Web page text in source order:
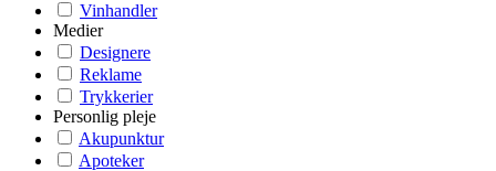
Vinhandler
Medier
Designere
Reklame
Trykkerier
Personlig pleje
Akupunktur
Apoteker